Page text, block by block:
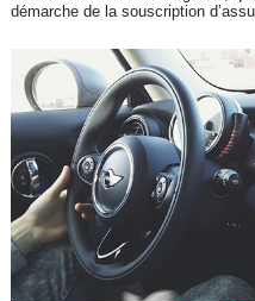
démarche de la souscription